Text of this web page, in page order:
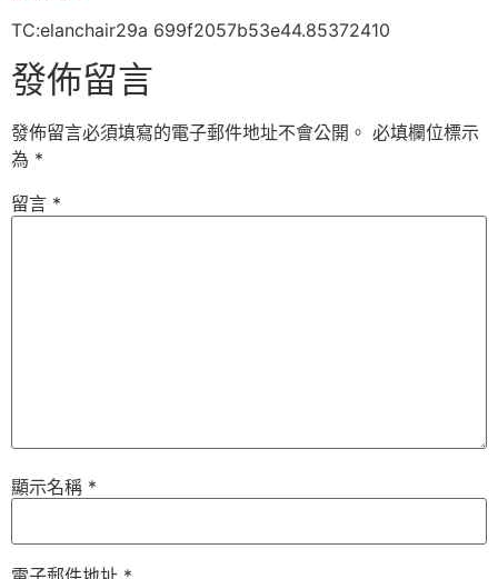
TC:elanchair29a 699f2057b53e44.85372410
發佈留言
發佈留言必須填寫的電子郵件地址不會公開。 必填欄位標示
為 *
留言 *
顯示名稱 *